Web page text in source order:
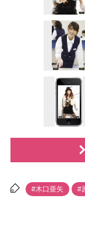
#木口亜矢 #